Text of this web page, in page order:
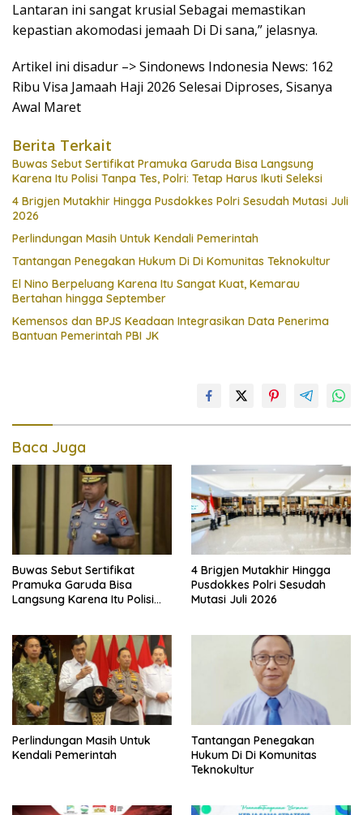
Lantaran ini sangat krusial Sebagai memastikan
kepastian akomodasi jemaah Di Di sana,” jelasnya.
Artikel ini disadur –> Sindonews Indonesia News: 162
Ribu Visa Jamaah Haji 2026 Selesai Diproses, Sisanya
Awal Maret
Berita Terkait
Buwas Sebut Sertifikat Pramuka Garuda Bisa Langsung
Karena Itu Polisi Tanpa Tes, Polri: Tetap Harus Ikuti Seleksi
4 Brigjen Mutakhir Hingga Pusdokkes Polri Sesudah Mutasi Juli
2026
Perlindungan Masih Untuk Kendali Pemerintah
Tantangan Penegakan Hukum Di Di Komunitas Teknokultur
El Nino Berpeluang Karena Itu Sangat Kuat, Kemarau
Bertahan hingga September
Kemensos dan BPJS Keadaan Integrasikan Data Penerima
Bantuan Pemerintah PBI JK
Baca Juga
Buwas Sebut Sertifikat
Pramuka Garuda Bisa
Langsung Karena Itu Polisi
4 Brigjen Mutakhir Hingga
Pusdokkes Polri Sesudah
Mutasi Juli 2026
Perlindungan Masih Untuk
Kendali Pemerintah
Tantangan Penegakan
Hukum Di Di Komunitas
Teknokultur